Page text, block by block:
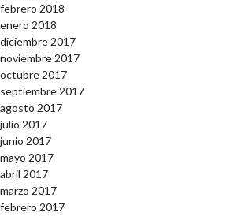
febrero 2018
enero 2018
diciembre 2017
noviembre 2017
octubre 2017
septiembre 2017
agosto 2017
julio 2017
junio 2017
mayo 2017
abril 2017
marzo 2017
febrero 2017